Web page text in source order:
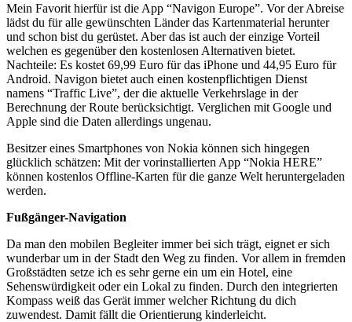
Mein Favorit hierfür ist die App “Navigon Europe”. Vor der Abreise
lädst du für alle gewünschten Länder das Kartenmaterial herunter
und schon bist du gerüstet. Aber das ist auch der einzige Vorteil
welchen es gegenüber den kostenlosen Alternativen bietet.
Nachteile: Es kostet 69,99 Euro für das iPhone und 44,95 Euro für
Android. Navigon bietet auch einen kostenpflichtigen Dienst
namens “Traffic Live”, der die aktuelle Verkehrslage in der
Berechnung der Route berücksichtigt. Verglichen mit Google und
Apple sind die Daten allerdings ungenau.
Besitzer eines Smartphones von Nokia können sich hingegen
glücklich schätzen: Mit der vorinstallierten App “Nokia HERE”
können kostenlos Offline-Karten für die ganze Welt heruntergeladen
werden.
Fußgänger-Navigation
Da man den mobilen Begleiter immer bei sich trägt, eignet er sich
wunderbar um in der Stadt den Weg zu finden. Vor allem in fremden
Großstädten setze ich es sehr gerne ein um ein Hotel, eine
Sehenswürdigkeit oder ein Lokal zu finden. Durch den integrierten
Kompass weiß das Gerät immer welcher Richtung du dich
zuwendest. Damit fällt die Orientierung kinderleicht.